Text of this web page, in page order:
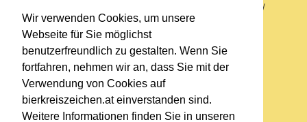
Wir verwenden Cookies, um unsere
Webseite für Sie möglichst
benutzerfreundlich zu gestalten. Wenn Sie
fortfahren, nehmen wir an, dass Sie mit der
Verwendung von Cookies auf
bierkreiszeichen.at einverstanden sind.
Weitere Informationen finden Sie in unseren
Sie befinden sich auf https://www.bierkreiszeichen.at/
im Pfad:Übers Bier/Bierlokale
Erstellt: 2018-02-11
Links